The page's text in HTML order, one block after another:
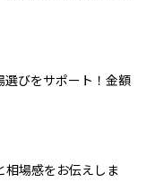
びをサポート！金額
相場感をお伝えしま